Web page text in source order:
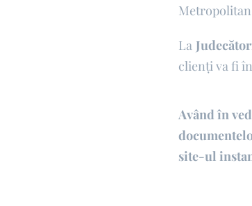
La
clienți va fi
Având în
site-ul